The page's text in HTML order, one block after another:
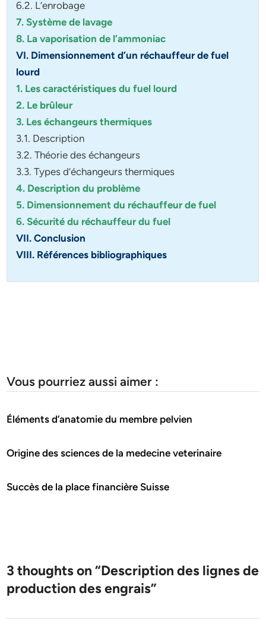
6.2. L’enrobage
7. Système de lavage
8. La vaporisation de l’ammoniac
VI. Dimensionnement d’un réchauffeur de fuel
lourd
1. Les caractéristiques du fuel lourd
2. Le brûleur
3. Les échangeurs thermiques
3.1. Description
3.2. Théorie des échangeurs
3.3. Types d’échangeurs thermiques
4. Description du problème
5. Dimensionnement du réchauffeur de fuel
6. Sécurité du réchauffeur du fuel
VII. Conclusion
VIII. Références bibliographiques
Vous pourriez aussi aimer :
Éléments d’anatomie du membre pelvien
Origine des sciences de la medecine veterinaire
Succès de la place financière Suisse
3 thoughts on “Description des lignes de
production des engrais”